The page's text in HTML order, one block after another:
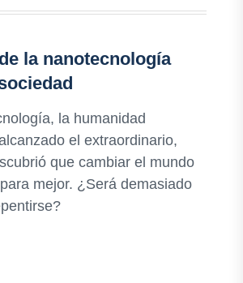
la nanotecnología
la humanidad
el extraordinario,
que cambiar el mundo
mejor. ¿Será demasiado